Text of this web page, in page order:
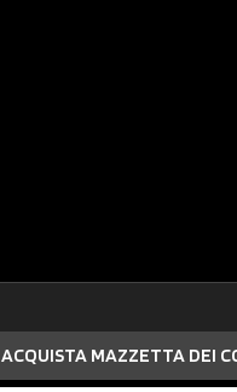
ACQUISTA MAZZETTA DEI